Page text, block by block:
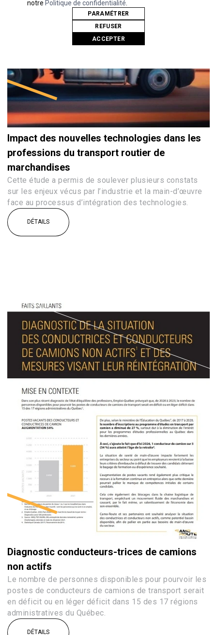
Impact des nouvelles technologies dans les
professions du transport routier de
marchandises
Cette étude a permis de soulever plusieurs constats
sur les enjeux vécus par l’industrie et la main-d’œuvre
face au processus d’intégration des technologies.
DÉTAILS
Diagnostic conducteurs-trices de camions
non actifs
Le nombre de personnes disponibles pour pourvoir les
postes de conducteurs de camions de transport serait
en déficit ou en léger déficit dans 15 des 17 régions
administratives du Québec.
DÉTAILS
notre Politique de confidentialité
PARAMÉTRER
REFUSER
ACCEPTER